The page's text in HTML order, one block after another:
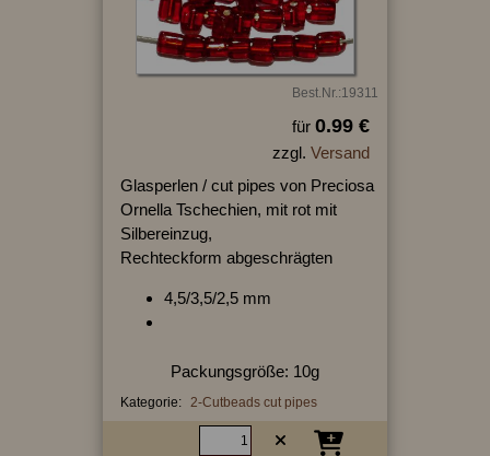
Best.Nr.:19311
für 0.99 €
zzgl. Versand
Glasperlen / cut pipes von Preciosa
Ornella Tschechien, mit rot mit
Silbereinzug,
Rechteckform abgeschrägten
4,5/3,5/2,5 mm
Packungsgröße: 10g
Kategorie: 2-Cutbeads cut pipes